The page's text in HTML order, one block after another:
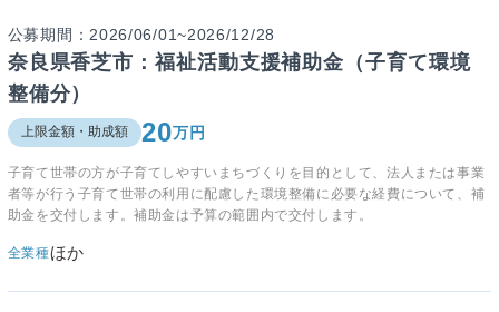
公募期間：2026/06/01~2026/12/28
奈良県香芝市：福祉活動支援補助金（子育て環境
整備分）
上限金額・助成額 20万円
子育て世帯の方が子育てしやすいまちづくりを目的として、法人または事業
者等が行う子育て世帯の利用に配慮した環境整備に必要な経費について、補
助金を交付します。補助金は予算の範囲内で交付します。
全業種ほか